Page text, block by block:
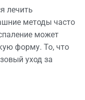
лечить
методы часто
может
форму. То, что
уход за